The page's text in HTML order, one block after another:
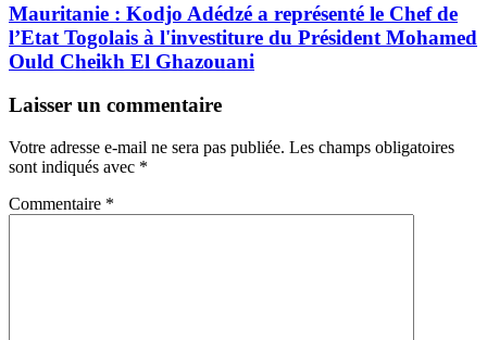
Mauritanie : Kodjo Adédzé a représenté le Chef de
l’Etat Togolais à l'investiture du Président Mohamed
Ould Cheikh El Ghazouani
Laisser un commentaire
Votre adresse e-mail ne sera pas publiée. Les champs obligatoires
sont indiqués avec *
Commentaire *